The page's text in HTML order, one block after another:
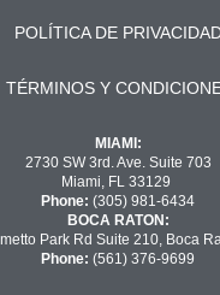
POLÍTICA DE
TÉRMINOS Y
MIAMI:
2730 SW 3rd. Ave. Suite 703
Miami, FL 33129
Phone: (305) 981-6434
BOCA RATON:
Park Rd Suite 210, Boca
Phone: (561) 376-9699